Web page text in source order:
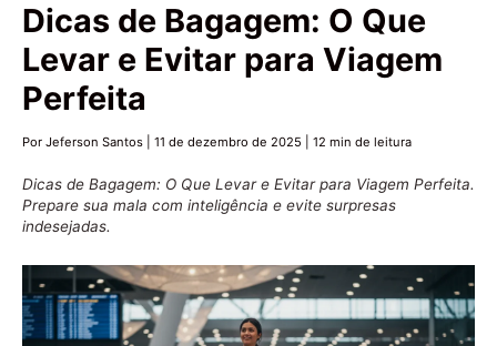
conteúdo
principal
Dicas de Bagagem: O Que
Levar e Evitar para Viagem
Perfeita
Por Jeferson Santos 11 de dezembro de 2025 12 min de leitura
Dicas de Bagagem: O Que Levar e Evitar para Viagem Perfeita.
Prepare sua mala com inteligência e evite surpresas
indesejadas.